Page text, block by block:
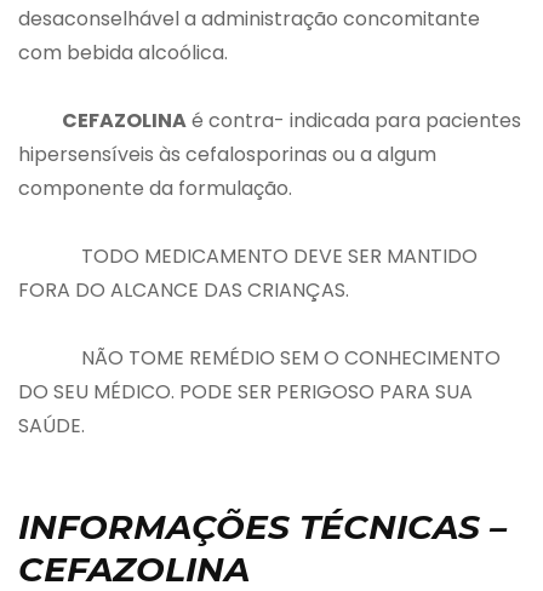
desaconselhável a administração concomitante
com bebida alcoólica.
CEFAZOLINAé contra- indicada para pacientes
hipersensíveis às cefalosporinas ou a algum
componente da formulação.
TODO MEDICAMENTO DEVE SER MANTIDO
FORA DO ALCANCE DAS CRIANÇAS.
NÃO TOME REMÉDIO SEM O CONHECIMENTO
DO SEU MÉDICO. PODE SER PERIGOSO PARA SUA
SAÚDE.
INFORMAÇÕES TÉCNICAS –
CEFAZOLINA